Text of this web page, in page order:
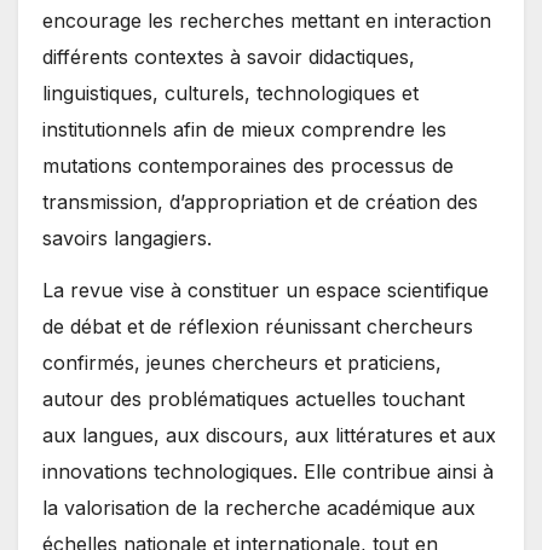
encourage les recherches mettant en interaction
différents contextes à savoir didactiques,
linguistiques, culturels, technologiques et
institutionnels afin de mieux comprendre les
mutations contemporaines des processus de
transmission, d’appropriation et de création des
savoirs langagiers.
La revue vise à constituer un espace scientifique
de débat et de réflexion réunissant chercheurs
confirmés, jeunes chercheurs et praticiens,
autour des problématiques actuelles touchant
aux langues, aux discours, aux littératures et aux
innovations technologiques. Elle contribue ainsi à
la valorisation de la recherche académique aux
échelles nationale et internationale, tout en